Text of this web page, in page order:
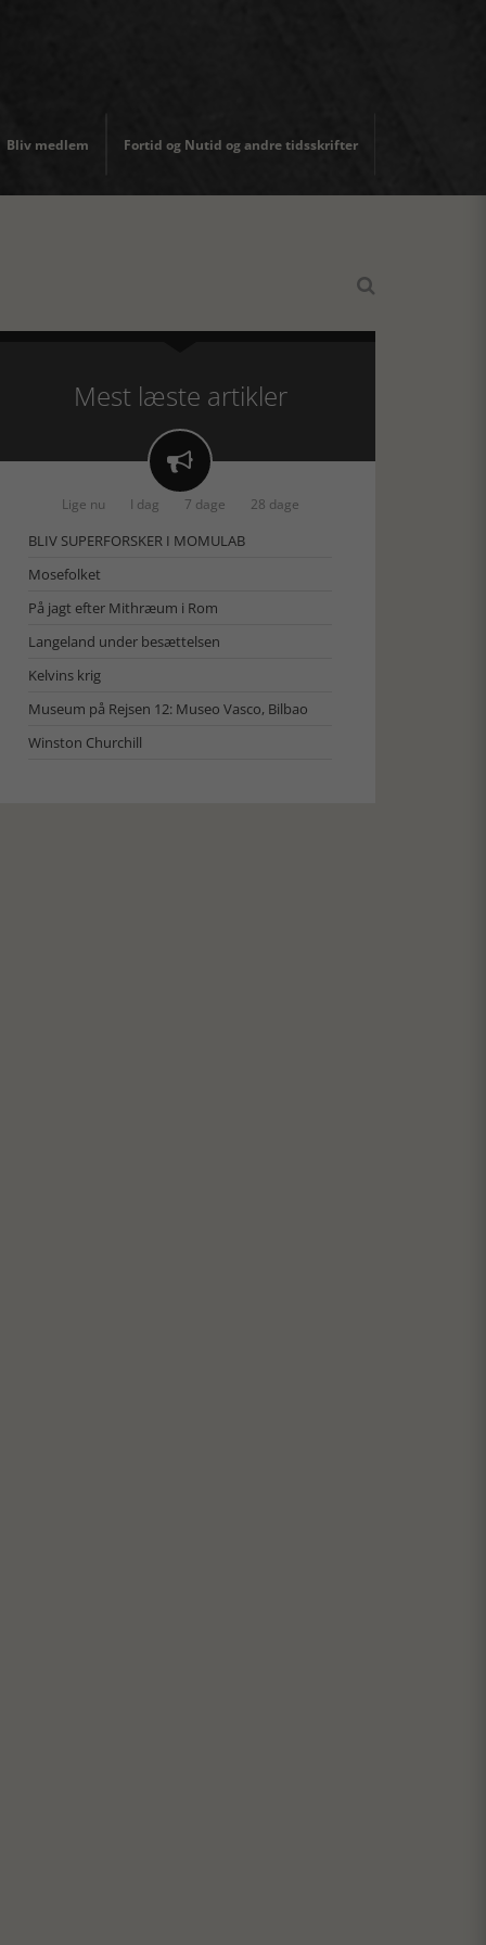
Bliv medlem Fortid og Nutid og andre tidsskrifter

Mest læste artikler

Lige nu I dag 7 dage 28 dage
BLIV SUPERFORSKER I MOMULAB
Mosefolket
På jagt efter Mithræum i Rom
Langeland under besættelsen
Kelvins krig
Museum på Rejsen 12: Museo Vasco, Bilbao
Winston Churchill